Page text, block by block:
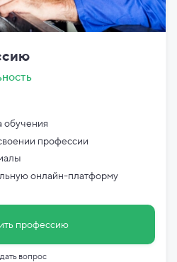
обучения
профессии
онлайн-платформу
профессию
вопрос